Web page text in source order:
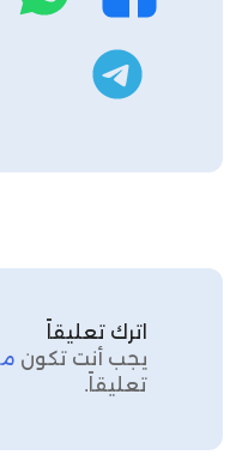
اترك تعليقاً
يجب أنت تكون
تعليقاً.